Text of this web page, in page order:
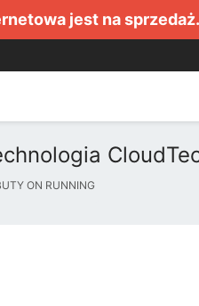
jest na
ON RUNNING